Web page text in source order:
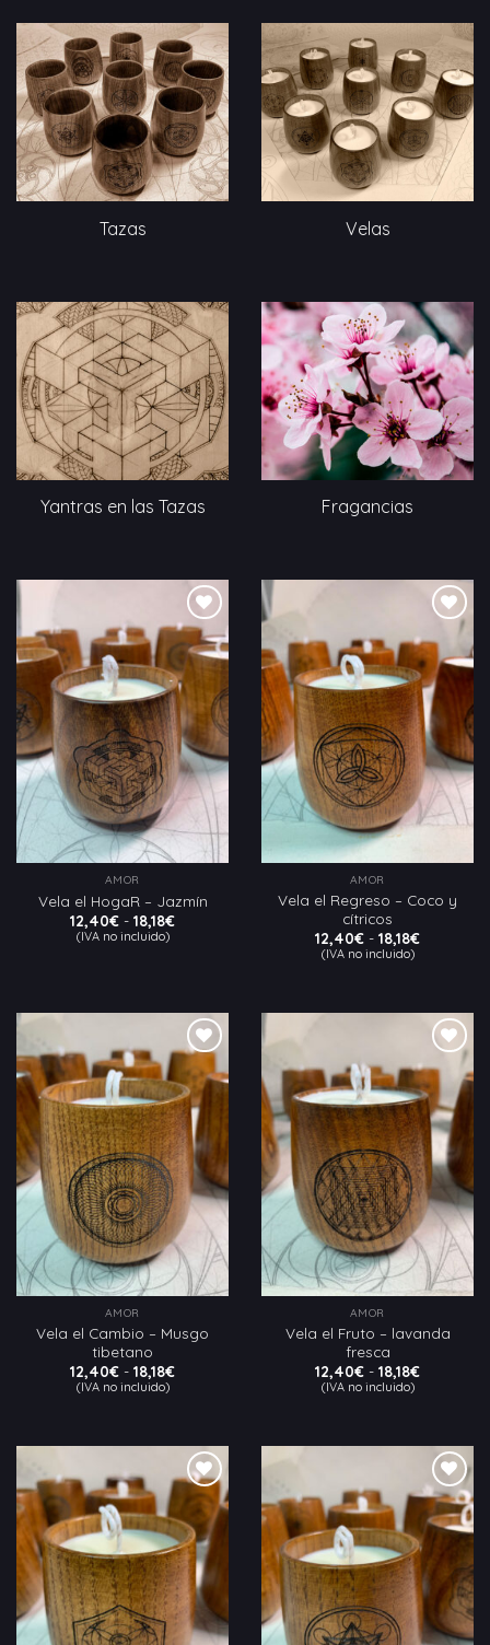
Tazas Velas
Yantras en las Tazas Fragancias
Añadir
deseos
AMOR
Vela el HogaR – Jazmín
12,40€ - 18,18€Rango
(IVA no incluido)
Añadir
a la
lista
de
deseos
AMOR
Vela el Regreso – Coco y
cítricos
12,40€ - 18,18€Rango
hasta
18,18€
(IVA no incluido)
Añadir
a la
lista
de
deseos
AMOR
Vela el Cambio – Musgo
tibetano
12,40€ - 18,18€Rango
hasta
18,18€
(IVA no incluido)
Añadir
a la
lista
de
deseos
AMOR
Vela el Fruto – lavanda
fresca
12,40€ - 18,18€Rango
hasta
18,18€
(IVA no incluido)
Añadir
a la
lista
de
deseos
Añadir
a la
lista
de
deseos